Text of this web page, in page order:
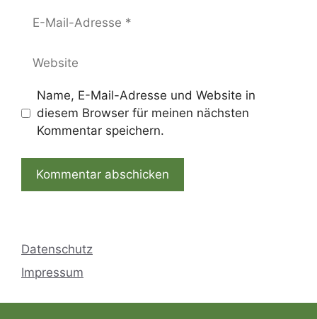
Website
Name, E-Mail-Adresse und Website in
diesem Browser für meinen nächsten
Kommentar speichern.
Datenschutz
Impressum